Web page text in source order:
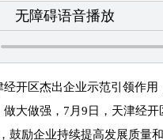
无障碍语音播放
经开区杰出企业示范引领作用
大做强，7月9日，天津经开
鼓励企业持续提高发展质量